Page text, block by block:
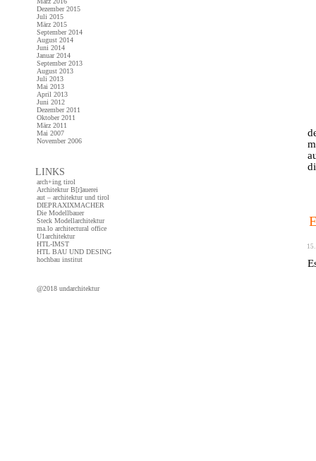
Dezember 2015
Juli 2015
März 2015
September 2014
August 2014
Juni 2014
Januar 2014
September 2013
August 2013
Juli 2013
Mai 2013
April 2013
Juni 2012
Dezember 2011
Oktober 2011
März 2011
Mai 2007
November 2006
LINKS
arch+ing tirol
Architektur B[r]auerei
aut – architektur und tirol
DIEPRAXIXMACHER
Die Modellbauer
Steck Modellarchitektur
ma.lo architectural office
U1architektur
HTL-IMST
HTL BAU UND DESING
hochbau institut
@2018 undarchitektur